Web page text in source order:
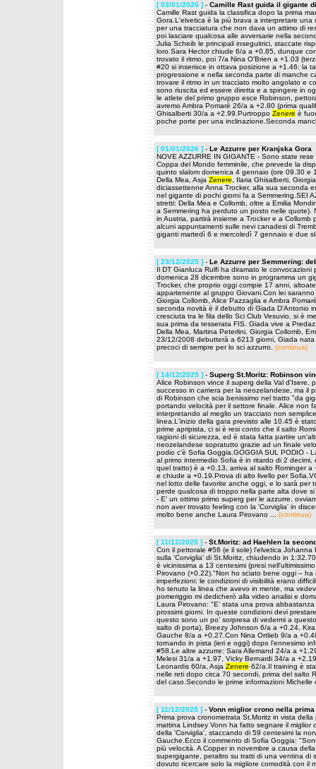
[ 03/01/2026 ] - Camille Rast guida il gigante
Camille Rast guida la classifica dopo la prima
Gora.L'elvetica è la più brava a interpretare
per una tracciatura che non dava un attimo di
poi lasciare qualcosa alle avversarie nella
Julia Scheib le principali inseguitrici, staccate
loro.Sara Hector chiude 6/a a +0.85, dunque
trovato il ritmo, poi 7/a Nina O'Brien a +1.03
#20 si inserisce in ottava posizione a +1.46: la
progressione e nella seconda parte di manche
trovare il ritmo in un tracciato molto angolato e
sono riuscita ed essere diretta e a spingere in
le atlete del primo gruppo esce Robinson,
avremo Ambra Pomarè 26/a a +2.80 (prima
Ghisalberti 30/a a +2.99.Purtroppo Zenere è
poche porte per una inclinazione.Seconda
[ 01/01/2026 ] - Le Azzurre per Kranjska Gora
NOVE AZZURRE IN GIGANTE - Sono state
Coppa del Mondo femminile, che prevede la
quinto slalom domenica 4 gennaio (ore 09.30 e
Della Mea, Asja Zenere , Ilaria Ghisalberti,
diciassettenne Anna Trocker, alla sua seconda
nel gigante di pochi giorni fa a Semmering.SEI
stretti: Della Mea e Collomb, oltre a Emilia
a Semmering ha perduto un posto nelle quote).
in Austria, partirà insieme a Trocker e a
alcuni appuntamenti sulle nevi canadesi di
giganti martedì 6 e mercoledì 7 gennaio e due
[ 23/12/2025 ] - Le Azzurre per Semmering:
Il DT Gianluca Rulfi ha diramato le
domenica 28 dicembre sono in programma un
Trocker, che proprio oggi compie 17 anni,
appartenente al gruppo Giovani.Con lei
Giorgia Collomb, Alice Pazzaglia e Ambra
seconda novità è il debutto di Giada D'Antonio
cresciuta tra le fila dello Sci Club Vesuvio, si è
sua prima da tesserata FIS. Giada vive a
Della Mea, Martina Peterlini, Giorgia Collomb,
23/12/2008 debutterà a 6213 giorni, Giada
precoci di sempre per lo sci azzurro. (continua)
[ 14/12/2025 ] - Superg St.Moritz: Robinson
Alice Robinson vince il superg della Val d'Isere,
successo in carriera per la neozelandese, ma il
di Robinson che scia benissimo nel tratto "da
portando velocità per il settore finale. Alice non
interpretando al meglio un tracciato non
linea.L'inizio della gara previsto alle 10.45 è
prime apripista, ci si è resi conto che il salto
ragioni di sicurezza, ed è stata fatta partire
neozelandese sopratutto grazie ad un finale
podio c'è Sofia Goggia.GOGGIA SUL PODIO -
al primo intermedio Sofia è in ritardo di 2
quel tratto) è a +0.13, arriva al salto Rominger
e chiude a +0.19.Prova di alto livello per
nel lotto delle favorite anche oggi, e lo sarà per
perde qualcosa di troppo nella parte alta dove
- E' un ottimo primo superg per le azzurre,
non aver trovato feeling con la 'Corviglia' in
molto bene anche Laura Pirovano ... (continua)
[ 11/12/2025 ] - St.Moritz: ad Haehlen la
Con il pettorale #56 (e il sole) l'elvetica
sulla 'Corviglia' di St.Moritz, chiudendo in
è vicinissima a 13 centesimi (presi
Pirovano (+0.22)."Non ho sciato bene oggi –
imperfezioni: le condizioni di visibilità erano
ho tenuto la linea che avevo in mente, ma
pomeriggio mi dedicherò alla video analisi e
Laura Pirovano: "E’ stata una prova
prossimi giorni. In queste condizioni devi
questo sono un po’ sorpresa di vedermi a
salto di porta), Breezy Johnson 6/a a +0.24,
Gauche 8/a a +0.27.Con Nina Ortlieb 9/a a
tornando in pista (ieri e oggi) dopo l'ennesimo
#58.Le altre azzurre: Sara Allemand 24/a a
Melesi 31/a a +1.97, Vicky Bernardi 34/a a
Leonardis 60/a, Asja Zenere 62/a.Il training è
nelle reti dopo circa 70 secondi, prima del salto
del caso.Secondo le prime informazioni
[ 11/12/2025 ] - Vonn miglior crono nella
Prima prova cronometrata St.Moritz in vista
mattina Lindsey Vonn ha fatto segnare il
della 'Corviglia', staccando di 59 centesimi la
Gauche.Ecco il commento di Sofia Goggia:
più velocità. A Copper in novembre a causa
supergigante, peraltro su tratti di una ventina di
dovuto ricercare solo la migliore comodità con il